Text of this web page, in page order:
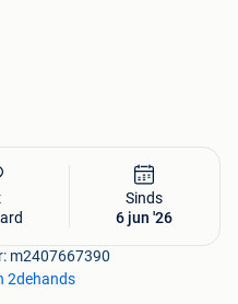
Sinds
6 jun '26
m2407667390
2dehands